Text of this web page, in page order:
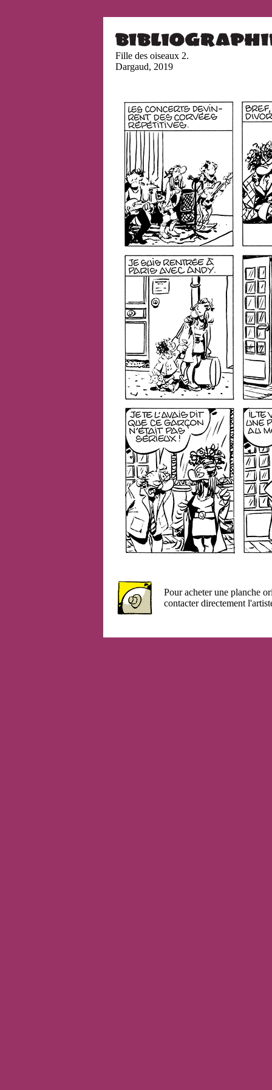
Fille des oiseaux 2.
Dargaud, 2019
Pour acheter une planche
contacter directement